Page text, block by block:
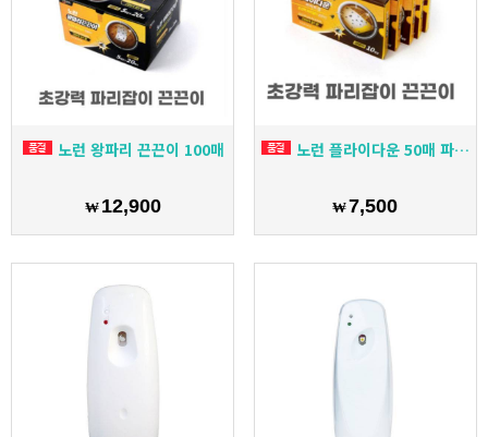
노런 왕파리 끈끈이 100매
₩ 12,900
노런 플라이다운 50매 파리 끈끈이
₩7,500